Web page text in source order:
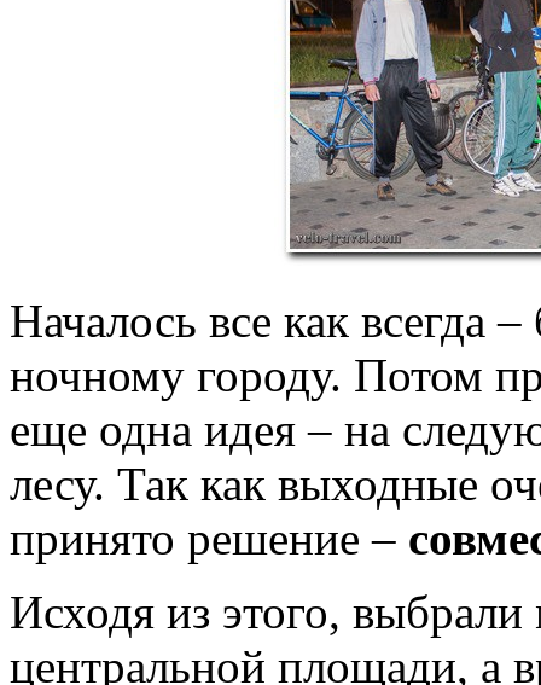
Началось все как всегда
ночному городу. Потом
еще одна идея – на
лесу. Так как выходные
принято решение –
Исходя из этого,
центральной площади, а